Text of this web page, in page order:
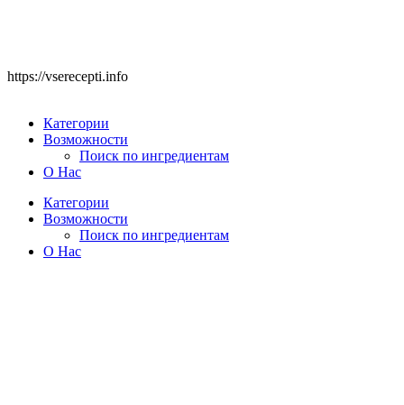
https://vserecepti.info
Категории
Возможности
Поиск по ингредиентам
О Нас
Категории
Возможности
Поиск по ингредиентам
О Нас